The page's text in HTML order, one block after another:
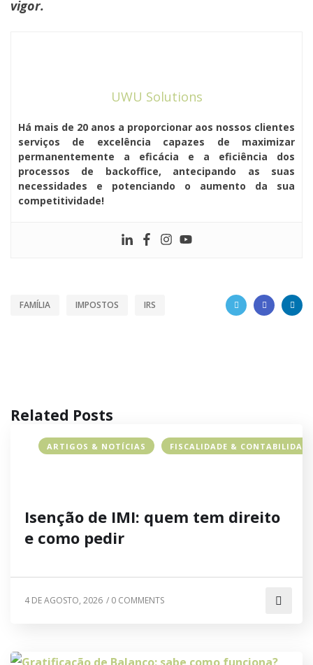
vigor.
UWU Solutions
Há mais de 20 anos a proporcionar aos nossos clientes
serviços de excelência capazes de maximizar
permanentemente a eficácia e a eficiência dos
processos de backoffice, antecipando as suas
necessidades e potenciando o aumento da sua
competitividade!
FAMÍLIA IMPOSTOS IRS
Related Posts
ARTIGOS & NOTÍCIAS FISCALIDADE & CONTABILIDADE
Isenção de IMI: quem tem direito
e como pedir
4 DE AGOSTO, 2026 / 0 COMMENTS